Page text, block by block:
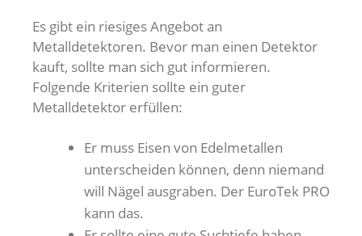
Es gibt ein riesiges Angebot an
Metalldetektoren. Bevor man einen Detektor
kauft, sollte man sich gut informieren.
Folgende Kriterien sollte ein guter
Metalldetektor erfüllen:
Er muss Eisen von Edelmetallen
unterscheiden können, denn niemand
will Nägel ausgraben. Der EuroTek PRO
kann das.